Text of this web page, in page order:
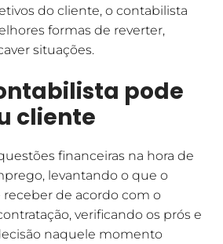
do cliente, o contabilista
formas de reverter,
situações.
pode
cliente
financeiras na hora de
levantando o que o
de acordo com o
verificando os prós e
naquele momento